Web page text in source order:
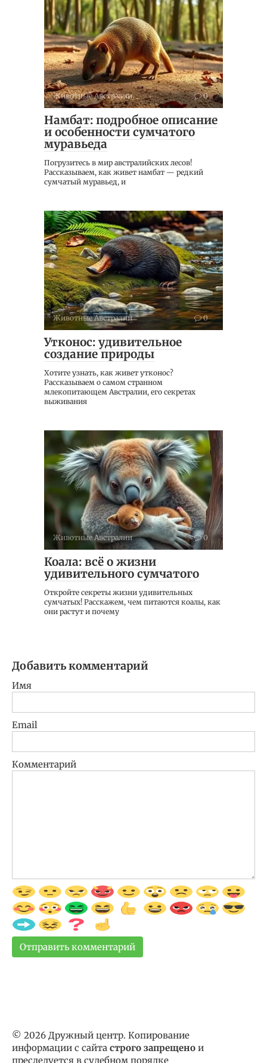
Животные Австралии 0
Намбат: подробное описание
и особенности сумчатого
муравьеда
Погрузитесь в мир австралийских лесов!
Рассказываем, как живет намбат — редкий
сумчатый муравьед, и
Животные Австралии 0
Утконос: удивительное
создание природы
Хотите узнать, как живет утконос?
Рассказываем о самом странном
млекопитающем Австралии, его секретах
выживания
Животные Австралии 0
Коала: всё о жизни
удивительного сумчатого
Откройте секреты жизни удивительных
сумчатых! Расскажем, чем питаются коалы, как
они растут и почему
Добавить комментарий
Имя
Email
Комментарий
© 2026 Дружный центр. Копирование
информации с сайта строго запрещено и
преследуется в судебном порядке